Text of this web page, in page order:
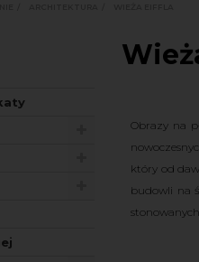
Obrazy na
który od
budowli na